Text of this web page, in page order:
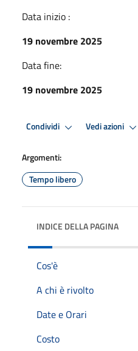
Data inizio :
19 novembre 2025
Data fine:
19 novembre 2025
Condividi Vedi azioni
Argomenti:
Tempo libero
INDICE DELLA PAGINA
Cos'è
A chi è rivolto
Date e Orari
Costo